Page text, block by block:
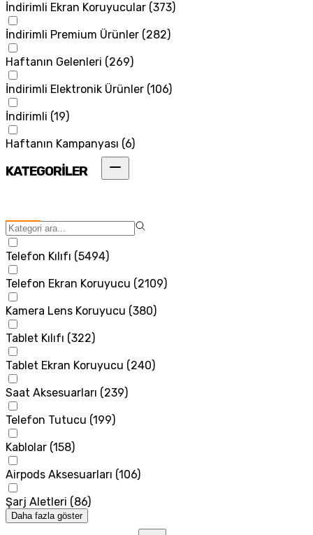
İndirimli Ekran Koruyucular (373)
İndirimli Premium Ürünler (282)
Haftanın Gelenleri (269)
İndirimli Elektronik Ürünler (106)
İndirimli (19)
Haftanın Kampanyası (6)
KATEGORİLER
Telefon Kılıfı (5494)
Telefon Ekran Koruyucu (2109)
Kamera Lens Koruyucu (380)
Tablet Kılıfı (322)
Tablet Ekran Koruyucu (240)
Saat Aksesuarları (239)
Telefon Tutucu (199)
Kablolar (158)
Airpods Aksesuarları (106)
Şarj Aletleri (86)
Daha fazla göster